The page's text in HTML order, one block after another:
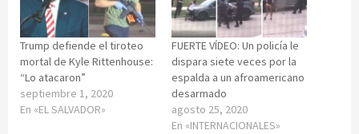
Trump defiende el tiroteo
mortal de Kyle Rittenhouse:
“Lo atacaron”
septiembre 1, 2020
En «EL SALVADOR»
FUERTE VÍDEO: Un policía le
dispara siete veces por la
espalda a un afroamericano
desarmado
agosto 25, 2020
En «INTERNACIONALES»